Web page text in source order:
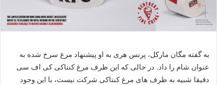
به گفته مگان مارکل، پرنس هری به او پیشنهاد مرغ سرخ شده به
عنوان شام را داد. در حالی که این ظرف مرغ کنتاکی کی اف سی
دقیقا شبیه به ظرف های مرغ کنتاکی شرکت نیست، با این وجود